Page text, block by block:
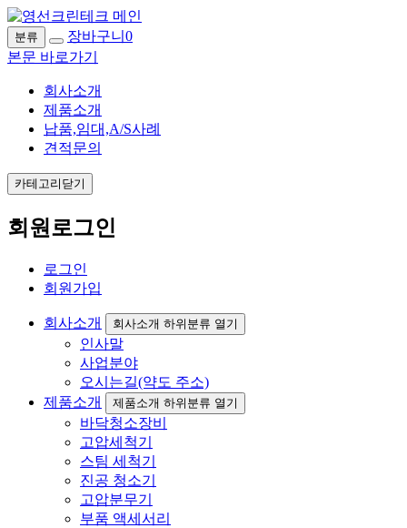
분류 장바구니 0
본문 바로가기
회사소개
제품소개
납품,임대,A/S사례
견적문의
카테고리닫기
회원로그인
로그인
회원가입
회사소개 회사소개 하위분류 열기
인사말
사업분야
오시는길(약도 주소)
제품소개
제품소개 하위분류 열기
바닥청소장비
고압세척기
스팀 세척기
진공 청소기
고압분무기
부품 액세서리